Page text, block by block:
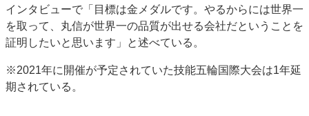
インタビューで「目標は金メダルです。やるからには世界一
を取って、丸信が世界一の品質が出せる会社だということを
証明したいと思います」と述べている。
※2021年に開催が予定されていた技能五輪国際大会は1年延
期されている。